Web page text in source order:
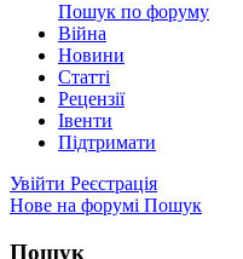
Пошук по форуму
Війна
Новини
Статті
Рецензії
Івенти
Підтримати
Увійти Реєстрація
Нове на форумі Пошук
Пошук